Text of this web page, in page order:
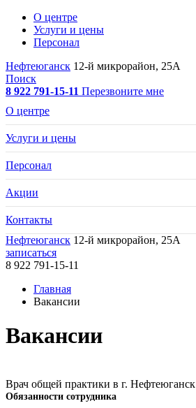
О центре
Услуги и цены
Персонал
Нефтеюганск 12-й микрорайон, 25А
Поиск
8 922 791-15-11 Перезвоните мне
О центре
Услуги и цены
Персонал
Акции
Контакты
Нефтеюганск 12-й микрорайон, 25А
записаться
8 922 791-15-11
Главная
Вакансии
Вакансии
Врач общей практики в г. Нефтеюганск
Обязанности сотрудника